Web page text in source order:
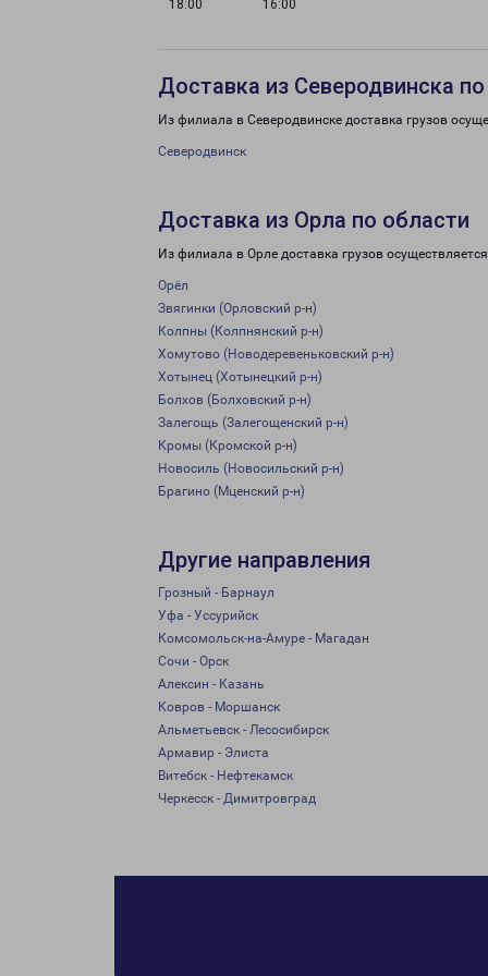
18:00 16:00
Доставка из Северодвинска
Из филиала в Северодвинске доставка грузов
Северодвинск
Доставка из Орла по области
Из филиала в Орле доставка грузов
Орёл
Звягинки (Орловский р-н)
Колпны (Колпнянский р-н)
Хомутово (Новодеревеньковский р-н)
Хотынец (Хотынецкий р-н)
Болхов (Болховский р-н)
Залегощь (Залегощенский р-н)
Кромы (Кромской р-н)
Новосиль (Новосильский р-н)
Брагино (Мценский р-н)
Другие направления
Грозный - Барнаул
Уфа - Уссурийск
Комсомольск-на-Амуре - Магадан
Сочи - Орск
Алексин - Казань
Ковров - Моршанск
Альметьевск - Лесосибирск
Армавир - Элиста
Витебск - Нефтекамск
Черкесск - Димитровград